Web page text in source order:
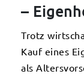
–
Trotz
Kauf eines
als